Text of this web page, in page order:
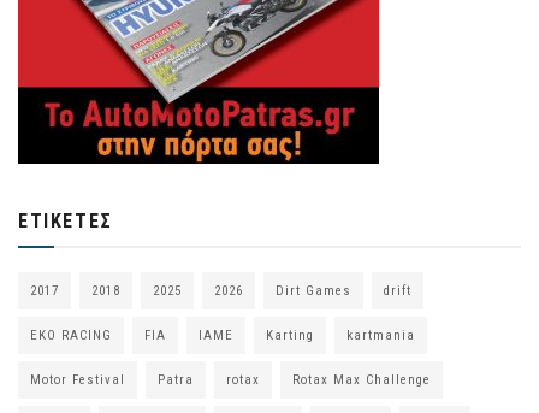
ΕΤΙΚΈΤΕΣ
2017 2018 2025 2026 Dirt Games drift
EKO RACING FIA IAME Karting kartmania
Motor Festival Patra rotax Rotax Max Challenge